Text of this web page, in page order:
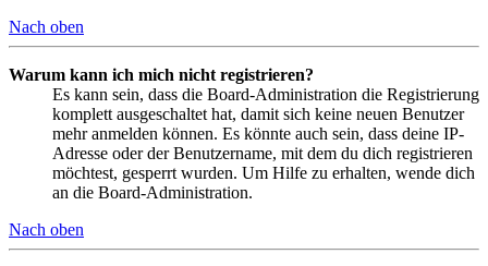
Nach oben
Warum kann ich mich nicht registrieren?
Es kann sein, dass die Board-Administration die Registrierung
komplett ausgeschaltet hat, damit sich keine neuen Benutzer
mehr anmelden können. Es könnte auch sein, dass deine IP-
Adresse oder der Benutzername, mit dem du dich registrieren
möchtest, gesperrt wurden. Um Hilfe zu erhalten, wende dich
an die Board-Administration.
Nach oben